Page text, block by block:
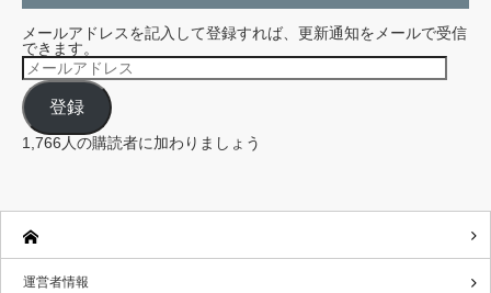
メールアドレスを記入して登録すれば、更新通知をメールで受信
できます。
メ
ー
ル
ア
ド
レ
ス
登録
1,766人の購読者に加わりましょう
運営者情報